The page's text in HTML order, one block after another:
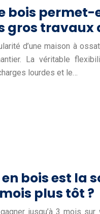
bois permet-
travaux
d’une maison à
La véritable
lourdes et le…
bois est la
plus tôt ?
jusqu’à 3 mois sur